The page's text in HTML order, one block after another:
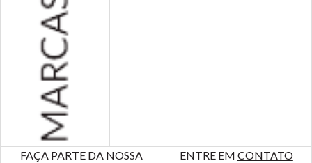
FAÇA PARTE DA NOSSA
ENTRE EM CONTATO